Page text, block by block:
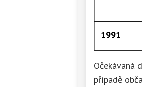
1991
1992
Očekávaná
případě